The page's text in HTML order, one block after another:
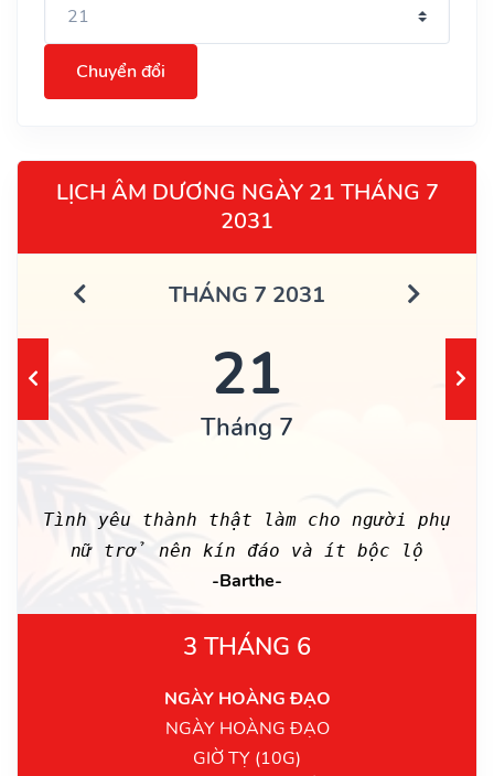
Chuyển đổi
LỊCH ÂM DƯƠNG NGÀY 21 THÁNG 7
2031
THÁNG 7 2031
21
Tháng 7
Tình yêu thành thật làm cho người phụ
nữ trở nên kín đáo và ít bộc lộ
-Barthe-
3 THÁNG 6
NGÀY HOÀNG ĐẠO
NGÀY HOÀNG ĐẠO
GIỜ TỴ (10G)